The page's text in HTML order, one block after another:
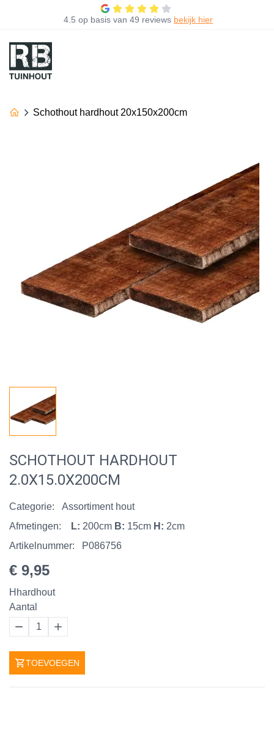
4.5 op basis van 49 reviews bekijk hier
Schothout hardhout 20x150x200cm
SCHOTHOUT HARDHOUT
2.0X15.0X200CM
Categorie:
Assortiment hout
Afmetingen:
L: 200cm B: 15cm H: 2cm
Artikelnummer:
P086756
€ 9,95
Hhardhout
Aantal
1
TOEVOEGEN